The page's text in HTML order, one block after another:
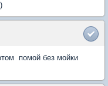
помой без мойки